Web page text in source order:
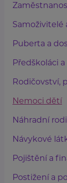
Samoživitelé
Puberta a
Předškoláci
Rodičovství,
Nemoci dětí
Náhradní
Návykové
Pojištění a
Postižení a